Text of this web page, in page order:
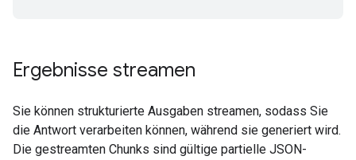
Ergebnisse streamen
Sie können strukturierte Ausgaben streamen, sodass Sie
die Antwort verarbeiten können, während sie generiert wird.
Die gestreamten Chunks sind gültige partielle JSON-